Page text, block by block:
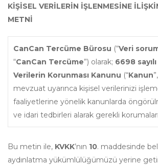
KİŞİSEL VERİLERİN İŞLENMESİNE
METNİ
CanCan Tercüme Bürosu (“Veri
“CanCan Tercüme”) olarak; 6698 sayılı
Verilerin Korunması Kanunu (“Kanun
mevzuat uyarınca kişisel verilerinizi
faaliyetlerine yönelik kanunlarda
ve idari tedbirleri alarak gerekli
Bu metin ile, KVKK’nın 10. maddesinde
aydınlatma yükümlülüğümüzü yerine